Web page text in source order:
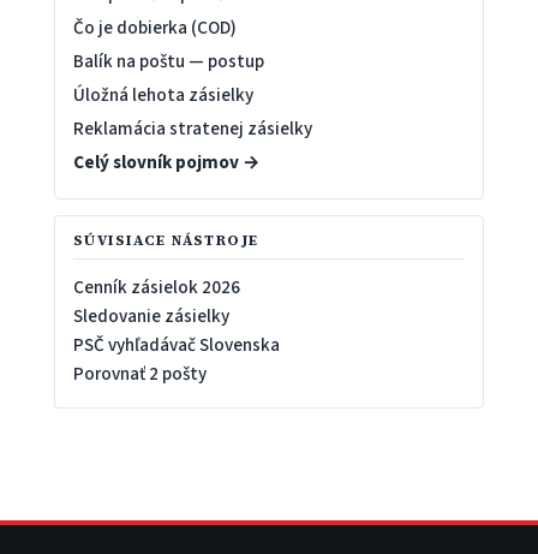
Čo je dobierka (COD)
Balík na poštu — postup
Úložná lehota zásielky
Reklamácia stratenej zásielky
Celý slovník pojmov →
SÚVISIACE NÁSTROJE
Cenník zásielok 2026
Sledovanie zásielky
PSČ vyhľadávač Slovenska
Porovnať 2 pošty